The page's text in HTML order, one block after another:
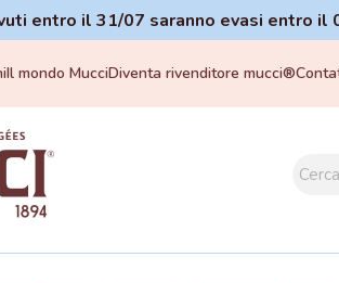
entro il 31/07 saranno evasi entro
Il mondo MucciDiventa rivenditore mucci®